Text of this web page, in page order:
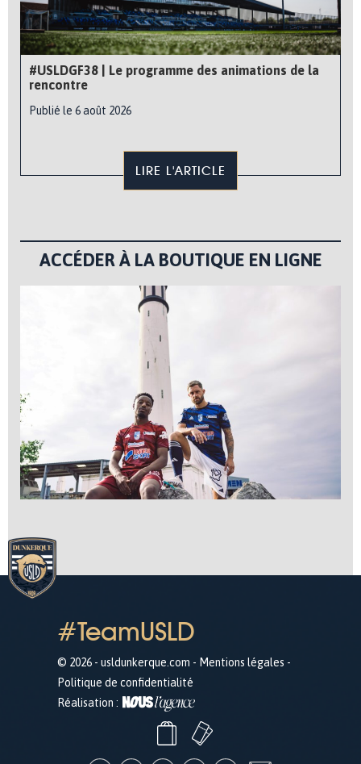
#USLDGF38 | Le programme des animations de la
rencontre
Publié le 6 août 2026
LIRE L'ARTICLE
ACCÉDER À LA BOUTIQUE EN LIGNE
#TeamUSLD
© 2026 - usldunkerque.com - Mentions légales -
Politique de confidentialité
Réalisation :